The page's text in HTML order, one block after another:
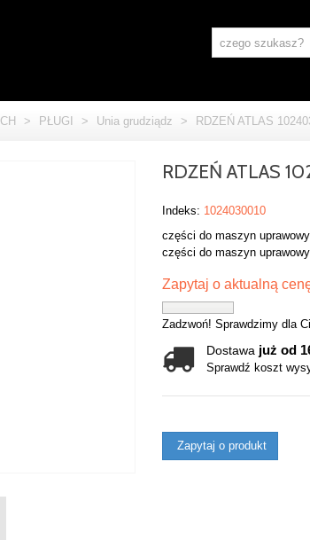
> PŁUGI > Unia grudziądz > RDZEŃ ATLAS
RDZEŃ ATLAS
Indeks: 1024030010
części do maszyn
części do maszyn
Zapytaj o aktualną
Zadzwoń! Sprawdzimy dla
Dostawa już od
Sprawdź koszt
Zapytaj o produkt